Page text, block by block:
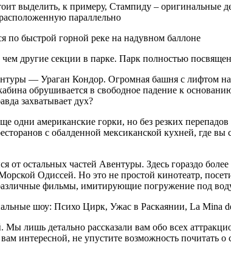
выделить, к примеру, Стампиду – оригинальные
параллельно
по быстрой горной реке на надувном баллоне
другие секции в парке. Парк полностью
— Ураган Кондор. Огромная башня с лифтом
обрушивается в свободное падение к
захватывает дух?
одни американские горки, но без резких
с обалденной мексиканской кухней, где вы
остальных частей Авентуры. Здесь гораздо
Одиссей. Но это не простой кинотеатр,
фильмы, имитирующие погружение под
шоу: Психо Цирк, Ужас в Раскаянии, La Mina
лишь детально рассказали вам обо всех
интересной, не упустите возможность почитать